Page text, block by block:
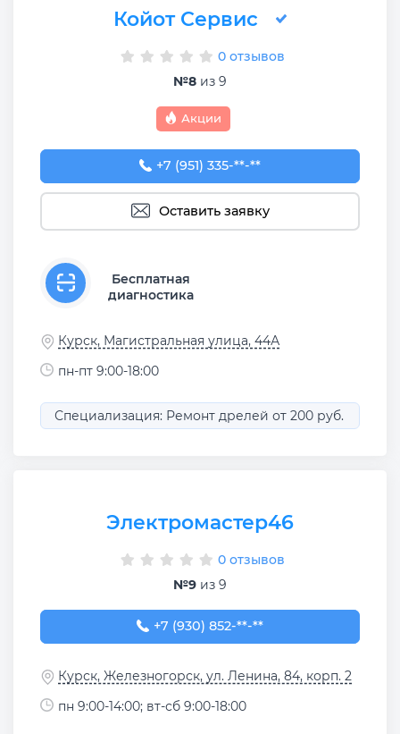
Койот Сервис
0 отзывов
№8 из 9
Акции
+7 (951) 335-05-88
+7 (951) 335-**-**
Оставить заявку
Бесплатная
диагностика
Курск, Магистральная улица, 44А
пн-пт 9:00-18:00
Специализация: Ремонт дрелей от 200 руб.
Электромастер46
0 отзывов
№9 из 9
+7 (930) 852-22-96
+7 (930) 852-**-**
Курск, Железногорск, ул. Ленина, 84, корп. 2
пн 9:00-14:00; вт-сб 9:00-18:00